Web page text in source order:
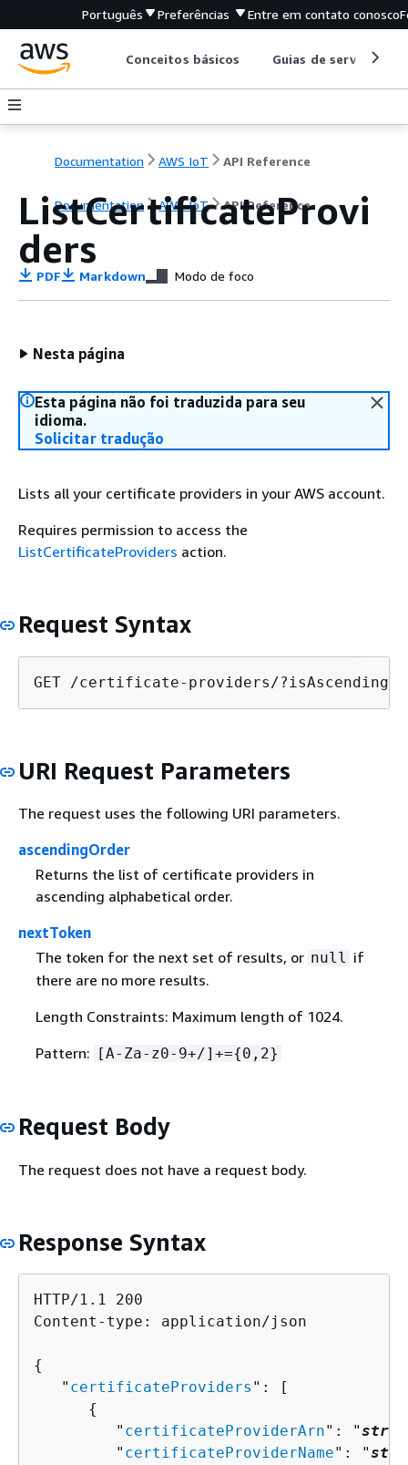
Português Preferências Entre em contato conosco
Conceitos básicos Guias de serviço
Documentation AWS IoT API Reference
Documentation AWS IoT API Reference
ListCertificateProvi
ders
PDF Markdown Modo de foco
Nesta página
Esta página não foi traduzida para seu
idioma.
Solicitar tradução
Lists all your certificate providers in your AWS account.
Requires permission to access the
ListCertificateProviders action.
Request Syntax
GET /certificate-providers/
URI Request Parameters
The request uses the following URI parameters.
ascendingOrder
Returns the list of certificate providers in
ascending alphabetical order.
nextToken
The token for the next set of results, or null if
there are no more results.
Length Constraints: Maximum length of 1024.
Pattern:
[A-Za-z0-9+/]+={0,2}
Request Body
The request does not have a request body.
Response Syntax
HTTP/1.1 200
Content-type: application/json
{
   "
certificateProviders ": [
{
         "
certificateProviderArn": "
         "
certificateProviderName": "